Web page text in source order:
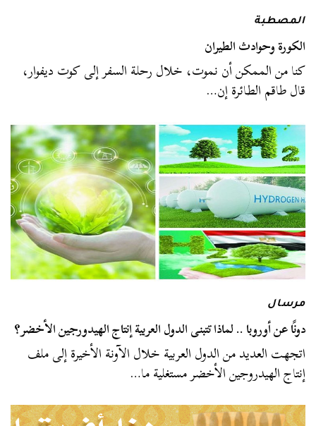
المصطبة
الكورة وحوادث الطيران
كنا من الممكن أن نموت، خلال رحلة السفر إلى كوت ديفوار،
قال طاقم الطائرة إن…
مرسال
دونًا عن أوروبا .. لماذا تتبنى الدول العربية إنتاج الهيدورجين الأخضر؟
اتجهت العديد من الدول العربية خلال الآونة الأخيرة إلى ملف
إنتاج الهيدروجين الأخضر مستغلية ما…